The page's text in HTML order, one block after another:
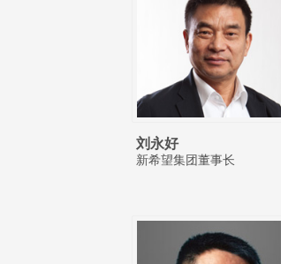
刘永好
新希望集团董事长